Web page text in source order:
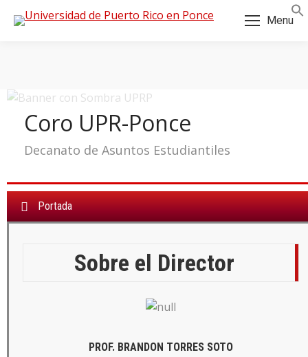
Menu
Coro UPR-Ponce
Decanato de Asuntos Estudiantiles
Portada
Sobre el Director
PROF. BRANDON TORRES SOTO